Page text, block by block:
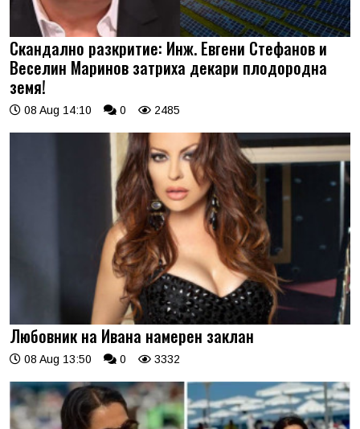
Скандално разкритие: Инж. Евгени Стефанов и
Веселин Маринов затриха декари плодородна
земя!
08 Aug 14:10 0 2485
Любовник на Ивана намерен заклан
08 Aug 13:50 0 3332